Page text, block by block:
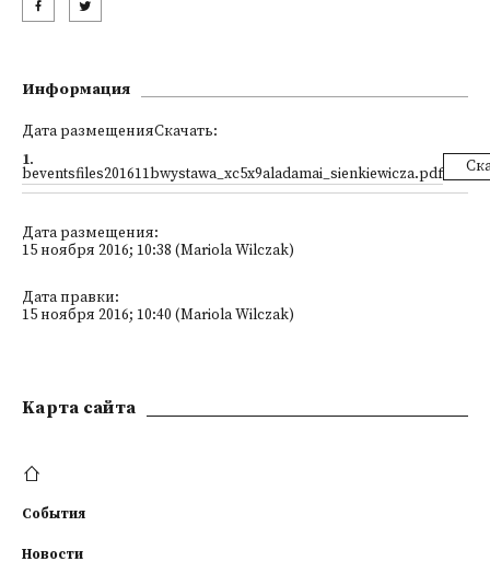
Информация
Дата размещенияСкачать:
1.
beventsfiles201611bwystawa_xc5x9aladamai_sienkiewicza.pdf
Дата размещения:
15 ноября 2016; 10:38 (Mariola Wilczak)
Дата правки:
15 ноября 2016; 10:40 (Mariola Wilczak)
Kарта сайта
События
Новости